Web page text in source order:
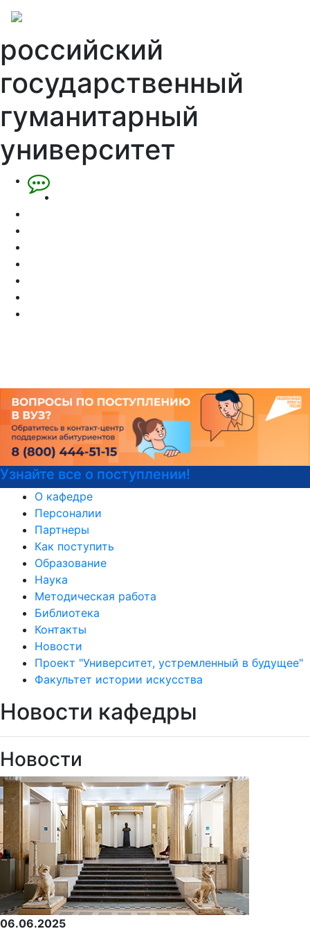
российский
государственный
гуманитарный
университет
Детали программы
О кафедре
Персоналии
Партнеры
Как поступить
Образование
Наука
Методическая работа
Библиотека
Контакты
Новости
Проект "Университет, устремленный в будущее"
Факультет истории искусства
Новости кафедры
Новости
06.06.2025